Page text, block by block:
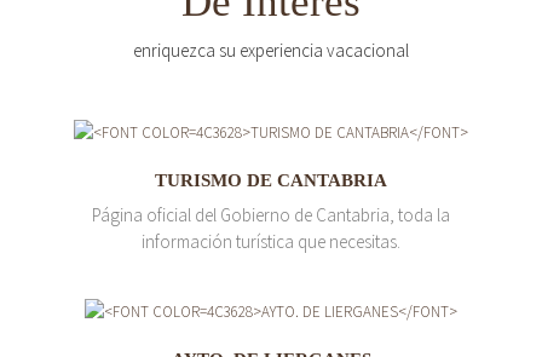
enriquezca su experiencia vacacional
TURISMO DE CANTABRIA
Página oficial del Gobierno de Cantabria, toda la
información turística que necesitas.